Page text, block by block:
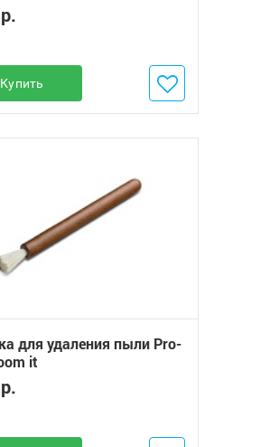
Купить
Добавить в избранное
для удаления пыли Pro-
it